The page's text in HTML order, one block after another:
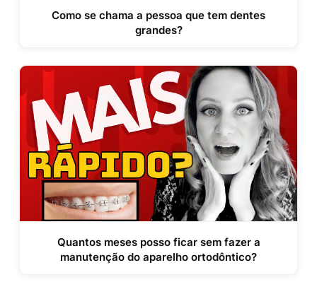
Como se chama a pessoa que tem dentes
grandes?
Quantos meses posso ficar sem fazer a
manutenção do aparelho ortodôntico?